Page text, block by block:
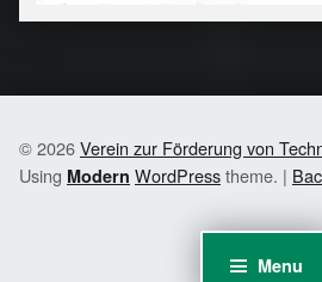
Menu
© 2026Verein zur Förderung von
Using Modern WordPresstheme. |